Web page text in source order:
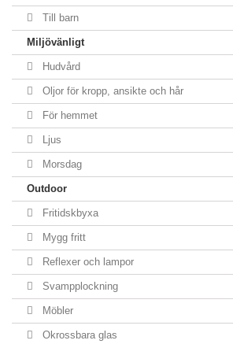
Till barn
Miljövänligt
Hudvård
Oljor för kropp, ansikte och hår
För hemmet
Ljus
Morsdag
Outdoor
Fritidskbyxa
Mygg fritt
Reflexer och lampor
Svampplockning
Möbler
Okrossbara glas